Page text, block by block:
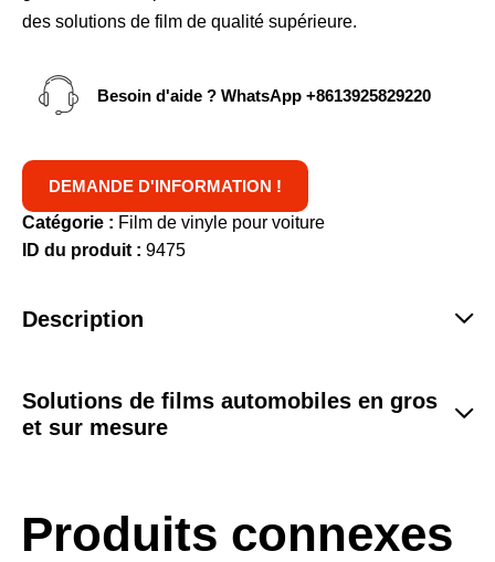
des solutions de film de qualité supérieure.
Besoin d'aide ? WhatsApp +8613925829220
DEMANDE D'INFORMATION !
Catégorie : Film de vinyle pour voiture
ID du produit : 9475
Description
Solutions de films automobiles en gros
et sur mesure
Produits connexes